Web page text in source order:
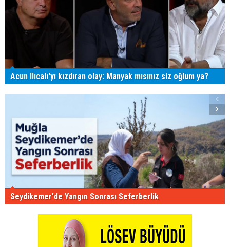
Acun Ilıcalı'yı kızdıran olay: Manyak mısınız siz oğlum ya?
Seydikemer'de Yangın Sonrası Seferberlik